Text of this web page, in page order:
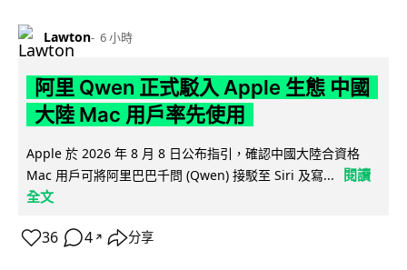
Lawton 6 小時
阿里 Qwen 正式駁入 Apple 生態 中國
大陸 Mac 用戶率先使用
Apple 於 2026 年 8 月 8 日公布指引，確認中國大陸合資格
Mac 用戶可將阿里巴巴千問 (Qwen) 接駁至 Siri 及寫...
閱讀
全文
36 4 ↗ 分享